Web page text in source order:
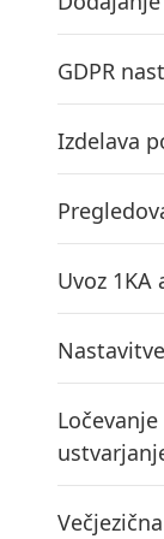
GDPR
Izdelava
Uvoz 1KA